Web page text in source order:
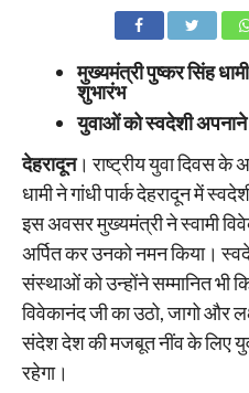
मुख्यमंत्री पुष्कर सिंह
शुभारंभ
युवाओं को स्वदेशी अपनाने
देहरादून। राष्ट्रीय युवा दिवस के
धामी ने गांधी पार्क देहरादून में
इस अवसर मुख्यमंत्री ने स्वामी
अर्पित कर उनको नमन किया।
संस्थाओं को उन्होंने सम्मानित भी
विवेकानंद जी का उठो, जागो और
संदेश देश की मजबूत नींव के लिए
रहेगा।